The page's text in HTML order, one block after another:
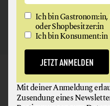
GAUMEN HOCH
NEWSLETTER
Ich bin
oder Shopbesitzer:in
Ich bin Konsument:in
JETZT ANMELDEN
Mit deiner Anmeldung
Zusendung eines